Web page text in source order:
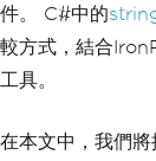
件。 C#中的
較方式，結合
工具。
在本文中，我們